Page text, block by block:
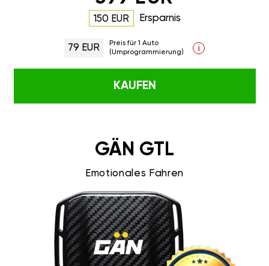
150 EUR Ersparnis
79 EUR
Preis für 1 Auto
(Umprogrammierung)
i
KAUFEN
GÄN GTL
Emotionales Fahren